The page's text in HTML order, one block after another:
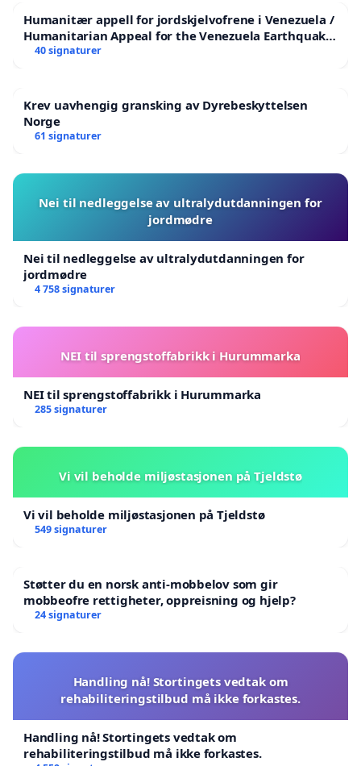
Humanitær appell for jordskjelvofrene i Venezuela /
Humanitarian Appeal for the Venezuela Earthquake
Victims
40 signaturer
Krev uavhengig gransking av Dyrebeskyttelsen
Norge
61 signaturer
Nei til nedleggelse av ultralydutdanningen for
jordmødre
Nei til nedleggelse av ultralydutdanningen for
jordmødre
4 758 signaturer
NEI til sprengstoffabrikk i Hurummarka
NEI til sprengstoffabrikk i Hurummarka
285 signaturer
Vi vil beholde miljøstasjonen på Tjeldstø
Vi vil beholde miljøstasjonen på Tjeldstø
549 signaturer
Støtter du en norsk anti-mobbelov som gir
mobbeofre rettigheter, oppreisning og hjelp?
24 signaturer
Handling nå! Stortingets vedtak om
rehabiliteringstilbud må ikke forkastes.
Handling nå! Stortingets vedtak om
rehabiliteringstilbud må ikke forkastes.